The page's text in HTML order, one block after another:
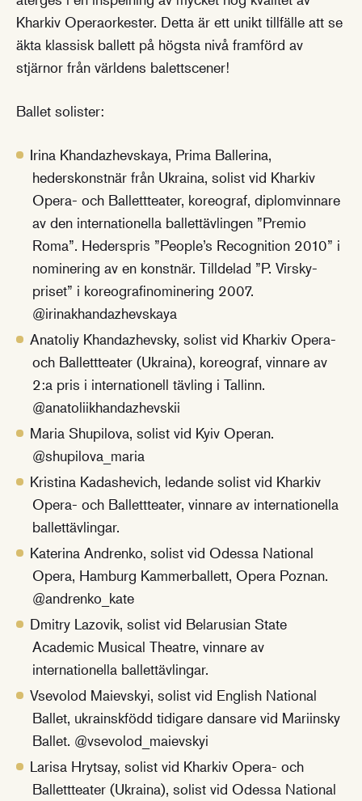
Kharkiv Operaorkester. Detta är ett unikt tillfälle att se
äkta klassisk ballett på högsta nivå framförd av
stjärnor från världens balettscener!
Ballet solister:
Irina Khandazhevskaya, Prima Ballerina,
hederskonstnär från Ukraina, solist vid Kharkiv
Opera- och Ballettteater, koreograf, diplomvinnare
av den internationella ballettävlingen ”Premio
Roma”. Hederspris ”People’s Recognition 2010” i
nominering av en konstnär. Tilldelad ”P. Virsky-
priset” i koreografinominering 2007.
@irinakhandazhevskaya
Anatoliy Khandazhevsky, solist vid Kharkiv Opera-
och Ballettteater (Ukraina), koreograf, vinnare av
2:a pris i internationell tävling i Tallinn.
@anatoliikhandazhevskii
Maria Shupilova, solist vid Kyiv Operan.
@shupilova_maria
Kristina Kadashevich, ledande solist vid Kharkiv
Opera- och Ballettteater, vinnare av internationella
ballettävlingar.
Katerina Andrenko, solist vid Odessa National
Opera, Hamburg Kammerballett, Opera Poznan.
@andrenko_kate
Dmitry Lazovik, solist vid Belarusian State
Academic Musical Theatre, vinnare av
internationella ballettävlingar.
Vsevolod Maievskyi, solist vid English National
Ballet, ukrainskfödd tidigare dansare vid Mariinsky
Ballet. @vsevolod_maievskyi
Larisa Hrytsay, solist vid Kharkiv Opera- och
Ballettteater (Ukraina), solist vid Odessa National